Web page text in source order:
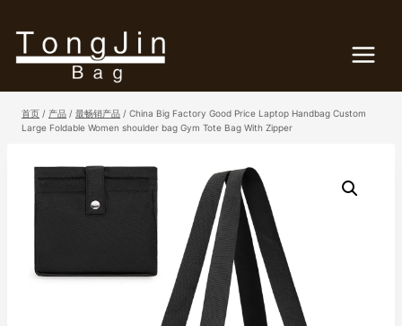
首页 / 产品 / 最畅销产品 / China Big Factory Good Price Laptop Handbag Custom
Large Foldable Women shoulder bag Gym Tote Bag With Zipper